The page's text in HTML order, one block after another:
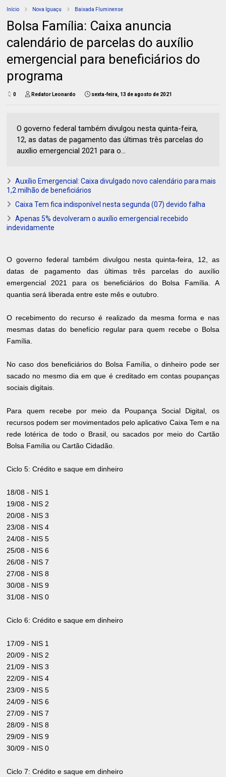
Início Nova Iguaçu Baixada Fluminense
Bolsa Família: Caixa anuncia
calendário de parcelas do auxílio
emergencial para beneficiários do
programa
0 Redator Leonardo sexta-feira, 13 de agosto de 2021
O governo federal também divulgou nesta quinta-feira,
12, as datas de pagamento das últimas três parcelas do
auxílio emergencial 2021 para o...
Auxílio Emergencial: Caixa divulgado novo calendário para mais
1,2 milhão de beneficiários
Caixa Tem fica indisponível nesta segunda (07) devido falha
Apenas 5% devolveram o auxílio emergencial recebido
indevidamente
O governo federal também divulgou nesta quinta-feira, 12, as
datas de pagamento das últimas três parcelas do auxílio
emergencial 2021 para os beneficiários do Bolsa Família. A
quantia será liberada entre este mês e outubro.
O recebimento do recurso é realizado da mesma forma e nas
mesmas datas do benefício regular para quem recebe o Bolsa
Família.
No caso dos beneficiários do Bolsa Família, o dinheiro pode ser
sacado no mesmo dia em que é creditado em contas poupanças
sociais digitais.
Para quem recebe por meio da Poupança Social Digital, os
recursos podem ser movimentados pelo aplicativo Caixa Tem e na
rede lotérica de todo o Brasil, ou sacados por meio do Cartão
Bolsa Família ou Cartão Cidadão.
Ciclo 5: Crédito e saque em dinheiro
18/08 - NIS 1
19/08 - NIS 2
20/08 - NIS 3
23/08 - NIS 4
24/08 - NIS 5
25/08 - NIS 6
26/08 - NIS 7
27/08 - NIS 8
30/08 - NIS 9
31/08 - NIS 0
Ciclo 6: Crédito e saque em dinheiro
17/09 - NIS 1
20/09 - NIS 2
21/09 - NIS 3
22/09 - NIS 4
23/09 - NIS 5
24/09 - NIS 6
27/09 - NIS 7
28/09 - NIS 8
29/09 - NIS 9
30/09 - NIS 0
Ciclo 7: Crédito e saque em dinheiro